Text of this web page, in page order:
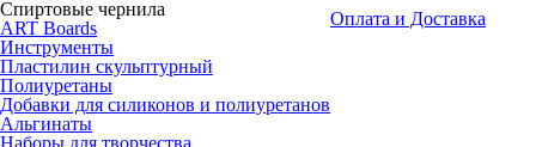
Спиртовые чернила
ART Boards
Инструменты
Пластилин скульптурный
Полиуретаны
Добавки для силиконов и полиуретанов
Альгинаты
Наборы для творчества
Оплата и Доставка